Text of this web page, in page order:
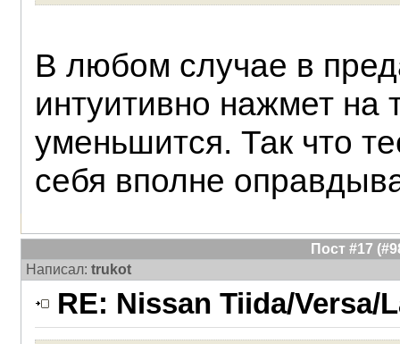
В любом случае в
интуитивно нажмет на
уменьшится. Так что
себя вполне
Пост #17
Написал: trukot
RE: Nissan Tiida/Versa/